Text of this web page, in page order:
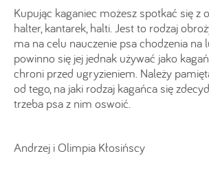
Kupując kaganiec możesz spotkać się z
halter, kantarek, halti. Jest to rodzaj
ma na celu nauczenie psa chodzenia na
powinno się jej jednak używać jako
chroni przed ugryzieniem. Należy
od tego, na jaki rodzaj kagańca się
trzeba psa z nim oswoić.
Andrzej i Olimpia Kłosińscy